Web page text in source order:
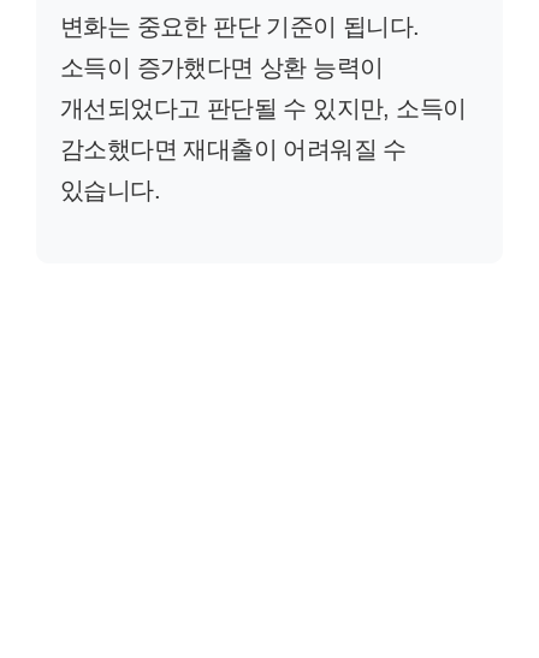
변화는 중요한 판단 기준이 됩니다.
소득이 증가했다면 상환 능력이
개선되었다고 판단될 수 있지만, 소득이
감소했다면 재대출이 어려워질 수
있습니다.